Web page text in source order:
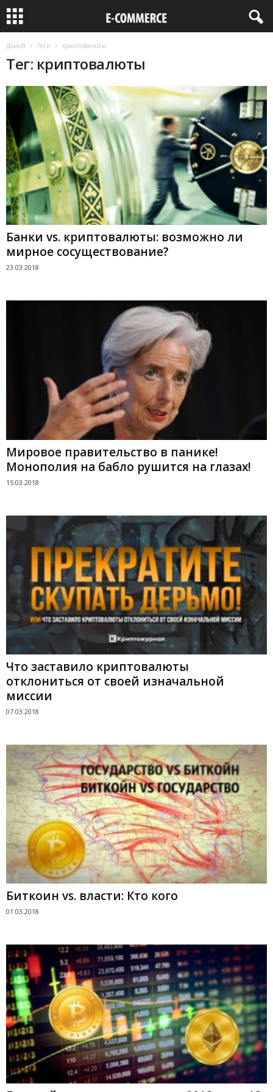
Домой Теги криптовалюты
Тег: криптовалюты
Банки vs. криптовалюты: возможно ли
мирное сосуществование?
23.03.2018
Мировое правительство в панике!
Монополия на бабло рушится на глазах!
15.03.2018
Что заставило криптовалюты
отклониться от своей изначальной
миссии
07.03.2018
Биткоин vs. власти: Кто кого
01.03.2018